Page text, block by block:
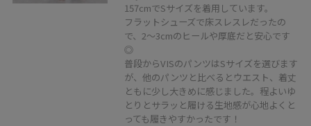
157cmでSサイズを着用しています。
フラットシューズで床スレスレだったの
で、2〜3cmのヒールや厚底だと安心です
◎
普段からVISのパンツはSサイズを選びます
が、他のパンツと比べるとウエスト、着丈
ともに少し大きめに感じました。程よいゆ
とりとサラッと履ける生地感が心地よくと
っても履きやすかったです！